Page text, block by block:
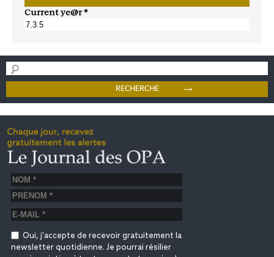
Current ye@r*
Oui, j'accepte de recevoir gratuitement la
newsletter quotidienne. Je pourrai résilier